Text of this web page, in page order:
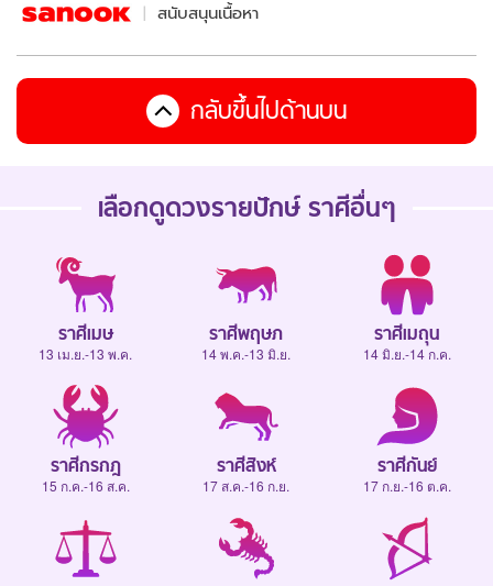
สนับสนุนเนื้อหา
กลับขึ้นไปด้านบน
เลือกดูดวงรายปักษ์ราศีอื่นๆ
ราศีเมษ
13 เม.ย.-13 พ.ค.
ราศีพฤษภ
14 พ.ค.-13 มิ.ย.
ราศีเมถุน
14 มิ.ย.-14 ก.ค.
ราศีกรกฎ
15 ก.ค.-16 ส.ค.
ราศีสิงห์
17 ส.ค.-16 ก.ย.
ราศีกันย์
17 ก.ย.-16 ต.ค.